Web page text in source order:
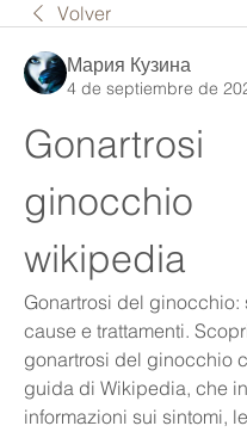
Volver
Мария Кузина
4 de septiembre de
Gonartrosi
ginocchio
wikipedia
Gonartrosi del ginocchio:
cause e trattamenti.
gonartrosi del ginocchio
guida di Wikipedia, che
informazioni sui sintomi,